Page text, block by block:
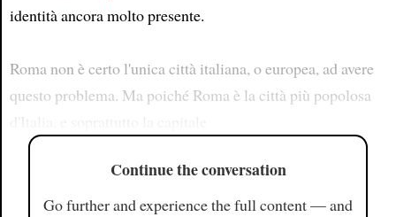
identità ancora molto presente.
Roma non è certo l'unica città italiana, o europea, ad avere
questo problema. Ma poiché Roma è la città più popolosa
Continue the conversation
Go further and experience the full content — and